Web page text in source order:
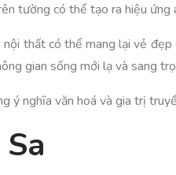
tường có thể tạo ra hiệu ứng
thất có thể mang lại vẻ đẹp
gian sống mới lạ và sang
ý nghĩa văn hoá và gia trị